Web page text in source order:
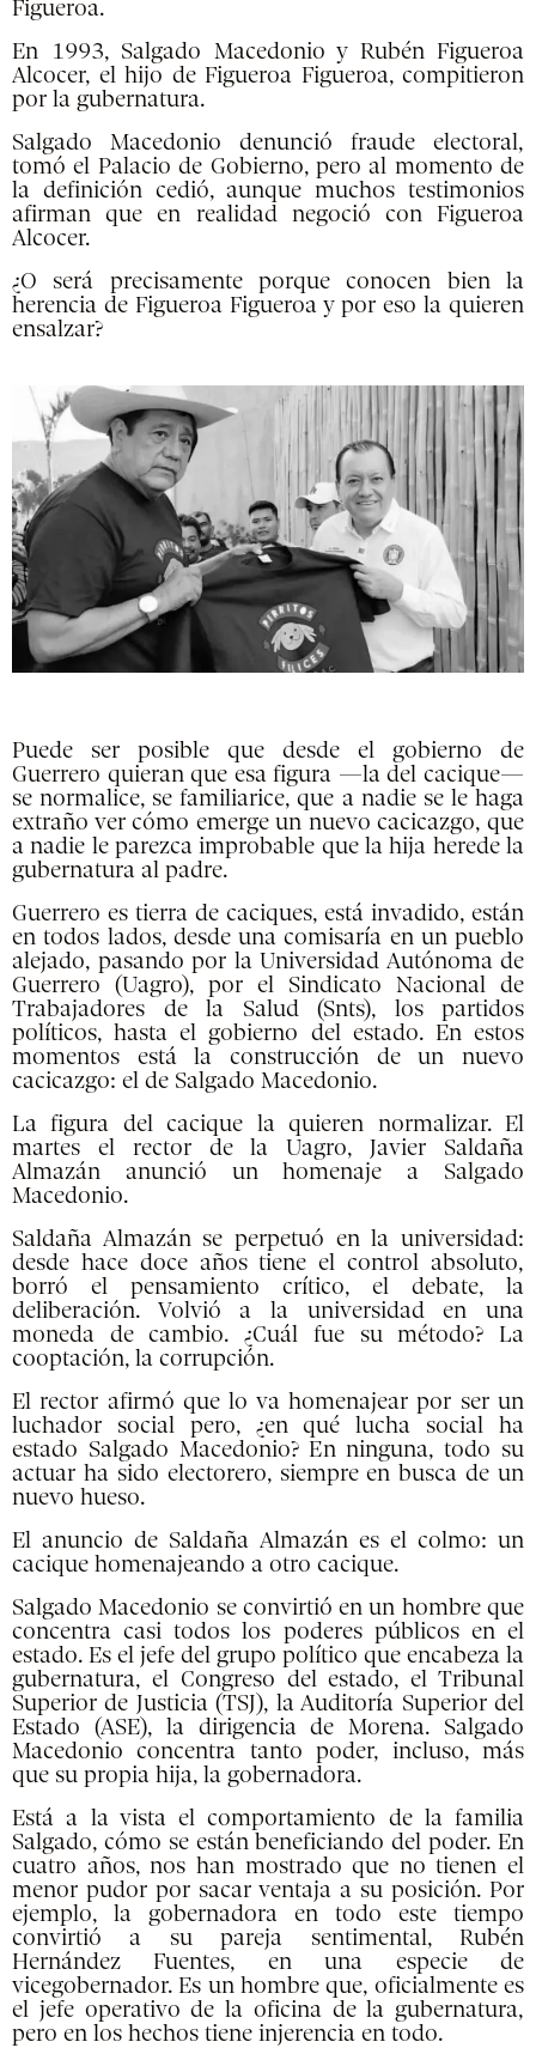
Figueroa.
En 1993, Salgado Macedonio y Rubén Figueroa
Alcocer, el hijo de Figueroa Figueroa, compitieron
por la gubernatura.
Salgado Macedonio denunció fraude electoral,
tomó el Palacio de Gobierno, pero al momento de
la definición cedió, aunque muchos testimonios
afirman que en realidad negoció con Figueroa
Alcocer.
¿O será precisamente porque conocen bien la
herencia de Figueroa Figueroa y por eso la quieren
ensalzar?
Puede ser posible que desde el gobierno de
Guerrero quieran que esa figura —la del cacique—
se normalice, se familiarice, que a nadie se le haga
extraño ver cómo emerge un nuevo cacicazgo, que
a nadie le parezca improbable que la hija herede la
gubernatura al padre.
Guerrero es tierra de caciques, está invadido, están
en todos lados, desde una comisaría en un pueblo
alejado, pasando por la Universidad Autónoma de
Guerrero (Uagro), por el Sindicato Nacional de
Trabajadores de la Salud (Snts), los partidos
políticos, hasta el gobierno del estado. En estos
momentos está la construcción de un nuevo
cacicazgo: el de Salgado Macedonio.
La figura del cacique la quieren normalizar. El
martes el rector de la Uagro, Javier Saldaña
Almazán anunció un homenaje a Salgado
Macedonio.
Saldaña Almazán se perpetuó en la universidad:
desde hace doce años tiene el control absoluto,
borró el pensamiento crítico, el debate, la
deliberación. Volvió a la universidad en una
moneda de cambio. ¿Cuál fue su método? La
cooptación, la corrupción.
El rector afirmó que lo va homenajear por ser un
luchador social pero, ¿en qué lucha social ha
estado Salgado Macedonio? En ninguna, todo su
actuar ha sido electorero, siempre en busca de un
nuevo hueso.
El anuncio de Saldaña Almazán es el colmo: un
cacique homenajeando a otro cacique.
Salgado Macedonio se convirtió en un hombre que
concentra casi todos los poderes públicos en el
estado. Es el jefe del grupo político que encabeza la
gubernatura, el Congreso del estado, el Tribunal
Superior de Justicia (TSJ), la Auditoría Superior del
Estado (ASE), la dirigencia de Morena. Salgado
Macedonio concentra tanto poder, incluso, más
que su propia hija, la gobernadora.
Está a la vista el comportamiento de la familia
Salgado, cómo se están beneficiando del poder. En
cuatro años, nos han mostrado que no tienen el
menor pudor por sacar ventaja a su posición. Por
ejemplo, la gobernadora en todo este tiempo
convirtió a su pareja sentimental, Rubén
Hernández Fuentes, en una especie de
vicegobernador. Es un hombre que, oficialmente es
el jefe operativo de la oficina de la gubernatura,
pero en los hechos tiene injerencia en todo.